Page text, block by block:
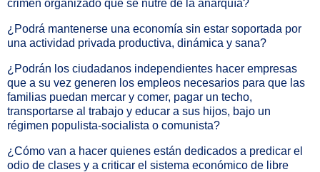
crimen organizado que se nutre de la anarquía?
¿Podrá mantenerse una economía sin estar soportada por
una actividad privada productiva, dinámica y sana?
¿Podrán los ciudadanos independientes hacer empresas
que a su vez generen los empleos necesarios para que las
familias puedan mercar y comer, pagar un techo,
transportarse al trabajo y educar a sus hijos, bajo un
régimen populista-socialista o comunista?
¿Cómo van a hacer quienes están dedicados a predicar el
odio de clases y a criticar el sistema económico de libre